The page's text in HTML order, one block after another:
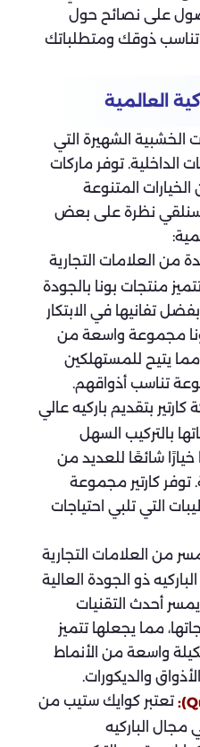
على نصائح حول
تناسب ذوقك ومتطلباتك
العالمية
الخشبية الشهيرة التي
الداخلية. توفر ماركات
الخيارات المتنوعة
سنلقي نظرة على بعض
من العلامات التجارية
منتجات بونا بالجودة
تفانيها في الابتكار
مجموعة واسعة من
مما يتيح للمستهلكين
تناسب أذواقهم.
كارتير بتقديم باركيه عالي
بالتركيب السهل
خيارًا شائعًا للعديد من
توفر كارتير مجموعة
التي تلبي احتياجات
من العلامات التجارية
ذو الجودة العالية
أحدث التقنيات
مما يجعلها تتميز
واسعة من الأنماط
والديكورات.
تعتبر كوايك ستيب من
مجال الباركيه